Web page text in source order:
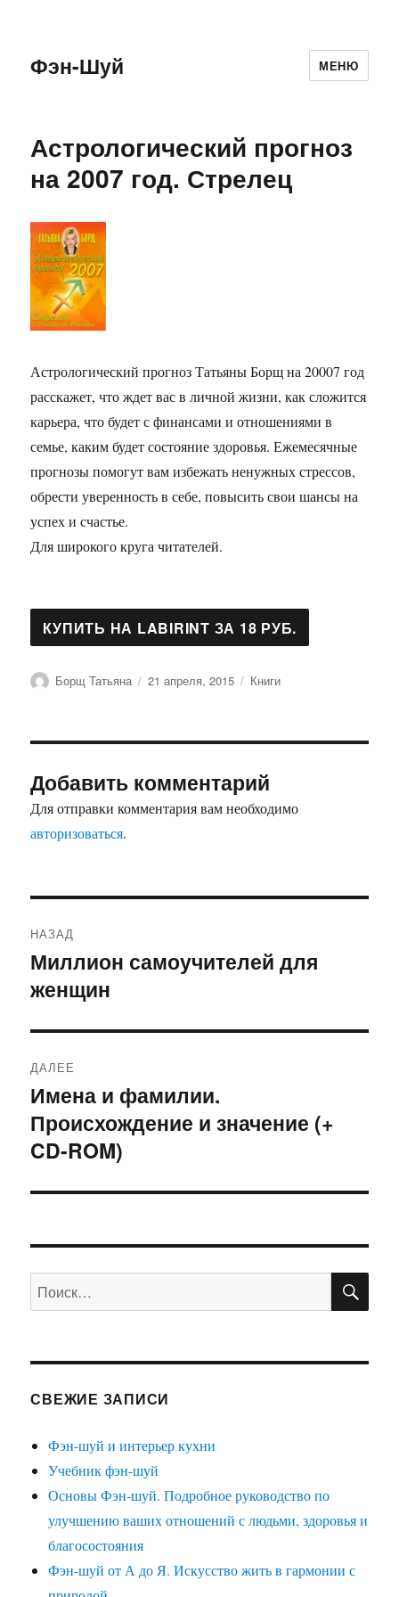
Фэн-Шуй МЕНЮ
Астрологический прогноз
на 2007 год. Стрелец
Астрологический прогноз Татьяны Борщ на 20007 год
расскажет, что ждет вас в личной жизни, как сложится
карьера, что будет с финансами и отношениями в
семье, каким будет состояние здоровья. Ежемесячные
прогнозы помогут вам избежать ненужных стрессов,
обрести уверенность в себе, повысить свои шансы на
успех и счастье.
Для широкого круга читателей.
Автор
Борщ Татьяна Опубликовано
21 апреля, 2015 Рубрики
Книги
Добавить комментарий
Для отправки комментария вам необходимо
авторизоваться.
по
записям
НАЗАД
Предыдущая
запись:
Миллион самоучителей для
женщин
ДАЛЕЕ
Следующая
запись:
Имена и фамилии.
Происхождение и значение (+
CD-ROM)
Искать:
СВЕЖИЕ ЗАПИСИ
Фэн-шуй и интерьер кухни
Учебник фэн-шуй
Основы Фэн-шуй. Подробное руководство по
улучшению ваших отношений с людьми, здоровья и
благосостояния
Фэн-шуй от А до Я. Искусство жить в гармонии с